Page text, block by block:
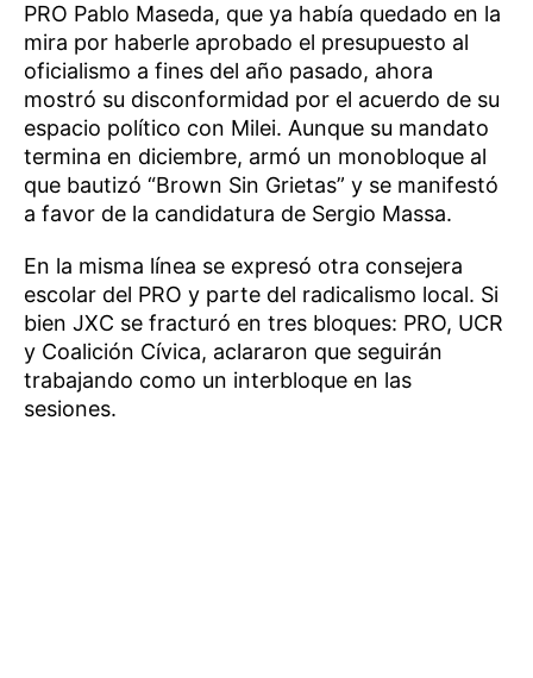
PRO Pablo Maseda, que ya había quedado en la
mira por haberle aprobado el presupuesto al
oficialismo a fines del año pasado, ahora
mostró su disconformidad por el acuerdo de su
espacio político con Milei. Aunque su mandato
termina en diciembre, armó un monobloque al
que bautizó “Brown Sin Grietas” y se manifestó
a favor de la candidatura de Sergio Massa.
En la misma línea se expresó otra consejera
escolar del PRO y parte del radicalismo local. Si
bien JXC se fracturó en tres bloques: PRO, UCR
y Coalición Cívica, aclararon que seguirán
trabajando como un interbloque en las
sesiones.